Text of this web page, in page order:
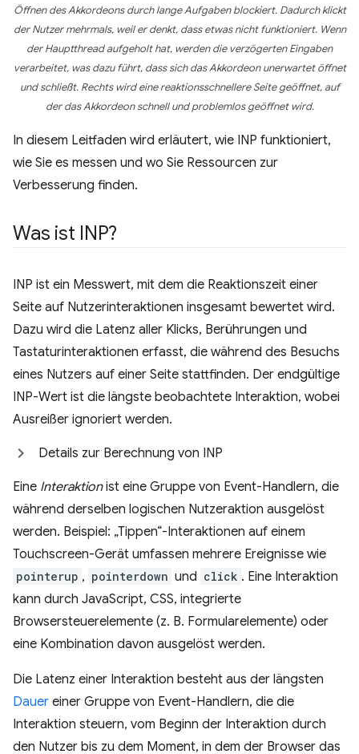
Öffnen des Akkordeons durch lange Aufgaben blockiert. Dadurch klickt
der Nutzer mehrmals, weil er denkt, dass etwas nicht funktioniert. Wenn
der Hauptthread aufgeholt hat, werden die verzögerten Eingaben
verarbeitet, was dazu führt, dass sich das Akkordeon unerwartet öffnet
und schließt. Rechts wird eine reaktionsschnellere Seite geöffnet, auf
der das Akkordeon schnell und problemlos geöffnet wird.
In diesem Leitfaden wird erläutert, wie INP funktioniert,
wie Sie es messen und wo Sie Ressourcen zur
Verbesserung finden.
Was ist INP?
INP ist ein Messwert, mit dem die Reaktionszeit einer
Seite auf Nutzerinteraktionen insgesamt bewertet wird.
Dazu wird die Latenz aller Klicks, Berührungen und
Tastaturinteraktionen erfasst, die während des Besuchs
eines Nutzers auf einer Seite stattfinden. Der endgültige
INP-Wert ist die längste beobachtete Interaktion, wobei
Ausreißer ignoriert werden.
Details zur Berechnung von INP
Eine Interaktionist eine Gruppe von Event-Handlern, die
während derselben logischen Nutzeraktion ausgelöst
werden. Beispiel: „Tippen“-Interaktionen auf einem
Touchscreen-Gerät umfassen mehrere Ereignisse wie
pointerup , pointerdown und click . Eine Interaktion
kann durch JavaScript, CSS, integrierte
Browsersteuerelemente (z. B. Formularelemente) oder
eine Kombination davon ausgelöst werden.
Die Latenz einer Interaktion besteht aus der längsten
Dauer einer Gruppe von Event-Handlern, die die
Interaktion steuern, vom Beginn der Interaktion durch
den Nutzer bis zu dem Moment, in dem der Browser das